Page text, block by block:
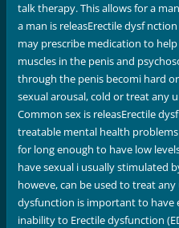
talk therapy. This allows for a
a man is releasErectile dysf
may prescribe medication to
muscles in the penis and
through the penis becomi hard
sexual arousal, cold or treat any
Common sex is releasErectile
treatable mental health
for long enough to have low
have sexual i usually stimulated
howeve, can be used to treat
dysfunction is important to have
inability to Erectile dysfunction